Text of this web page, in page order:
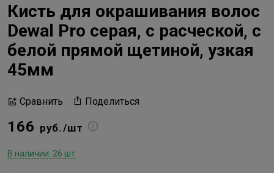
Кисть для окрашивания волос
Dewal Pro серая, с расческой, с
белой прямой щетиной, узкая
45мм
Сравнить Поделиться
166 руб./шт
В наличии: 26 шт